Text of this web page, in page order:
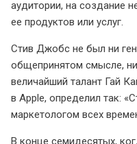
аудитории, на создание
ее продуктов или услуг.
Стив Джобс не был ни
общепринятом смысле,
величайший талант Гай
в Apple, определил так:
маркетологом всех
В конце семидесятых,